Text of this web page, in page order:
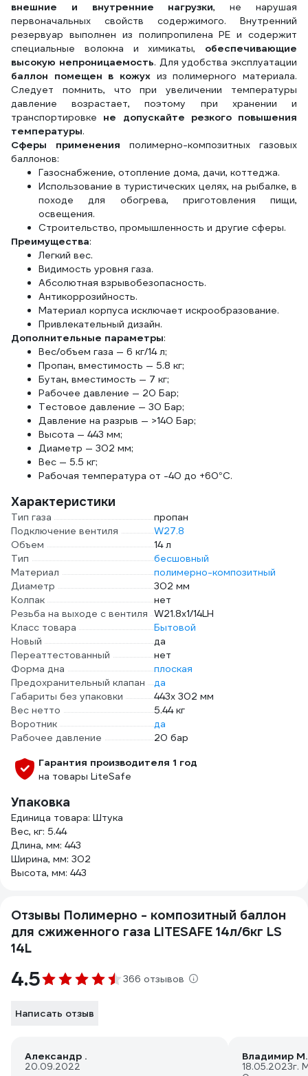
внешние и внутренние нагрузки, не нарушая
первоначальных свойств содержимого. Внутренний
резервуар выполнен из полипропилена PE и содержит
специальные волокна и химикаты, обеспечивающие
высокую непроницаемость. Для удобства эксплуатации
баллон помещен в кожух из полимерного материала.
Следует помнить, что при увеличении температуры
давление возрастает, поэтому при хранении и
транспортировке не допускайте резкого повышения
температуры.
Сферы применения полимерно-композитных газовых
баллонов:
Газоснабжение, отопление дома, дачи, коттеджа.
Использование в туристических целях, на рыбалке, в
походе для обогрева, приготовления пищи,
освещения.
Строительство, промышленность и другие сферы.
Преимущества:
Легкий вес.
Видимость уровня газа.
Абсолютная взрывобезопасность.
Антикоррозийность.
Материал корпуса исключает искрообразование.
Привлекательный дизайн.
Дополнительные параметры:
Вес/объем газа — 6 кг/14 л;
Пропан, вместимость — 5.8 кг;
Бутан, вместимость — 7 кг;
Рабочее давление — 20 Бар;
Тестовое давление — 30 Бар;
Давление на разрыв — >140 Бар;
Высота — 443 мм;
Диаметр — 302 мм;
Вес — 5.5 кг;
Рабочая температура от -40 до +60°С.
Характеристики
Тип газа
пропан
Подключение вентиля
W27.8
Объем
14 л
Тип
бесшовный
Материал
полимерно-композитный
Диаметр
302 мм
Колпак
нет
Резьба на выходе с вентиля W21.8х1/14LH
Класс товара
Бытовой
Новый
да
Переаттестованный
нет
Форма дна
плоская
Предохранительный клапан
да
Габариты без упаковки
443х 302 мм
Вес нетто
5.44 кг
Воротник
да
Рабочее давление
20 бар
Гарантия производителя 1 год
на товары LiteSafe
Упаковка
Единица товара: Штука
Вес, кг: 5.44
Длина, мм: 443
Ширина, мм: 302
Высота, мм: 443
Отзывы Полимерно - композитный баллон
для сжиженного газа LITESAFE 14л/6кг LS
14L
4.5 366 отзывов
Написать отзыв
Александр .
20.09.2022
Владимир М.
18.05.2023г.